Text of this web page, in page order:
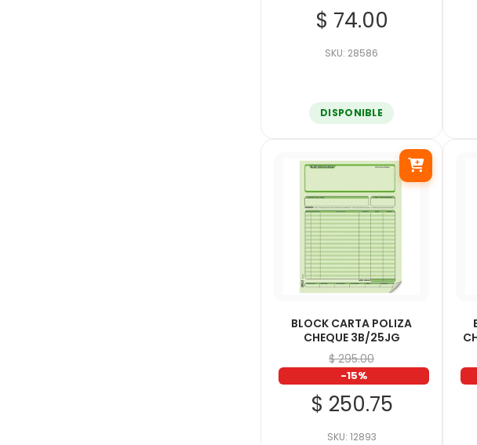
$ 74.00
SKU: 28586
DISPONIBLE
BLOCK CARTA POLIZA
CHEQUE 3B/25JG
$ 295.00
-15%
$ 250.75
SKU: 12893